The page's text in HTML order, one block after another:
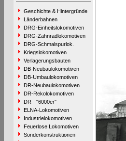
Geschichte & Hintergründe
Länderbahnen
DRG-Einheitslokomotiven
DRG-Zahnradlokomotiven
DRG-Schmalspurlok.
Kriegslokomotiven
Verlagerungsbauten
DB-Neubaulokomotiven
DB-Umbaulokomotiven
DR-Neubaulokomotiven
DR-Rekolokomotiven
DR - "6000er"
ELNA-Lokomotiven
Industrielokomotiven
Feuerlose Lokomotiven
Sonderkonstruktionen